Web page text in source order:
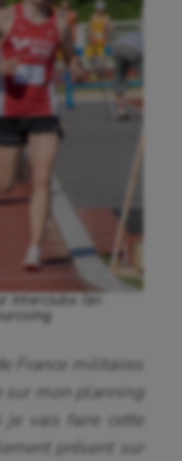
Interclubs l’an
France militaires
sur mon planning
vais faire cette
présent sur